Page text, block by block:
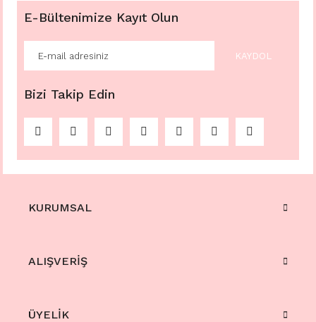
E-Bültenimize Kayıt Olun
KAYDOL
Bizi Takip Edin
KURUMSAL
ALIŞVERİŞ
ÜYELİK